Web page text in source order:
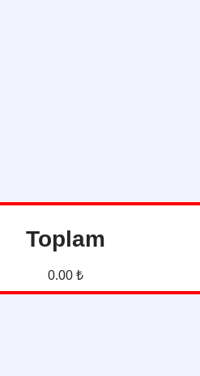
Toplam
0.00 ₺